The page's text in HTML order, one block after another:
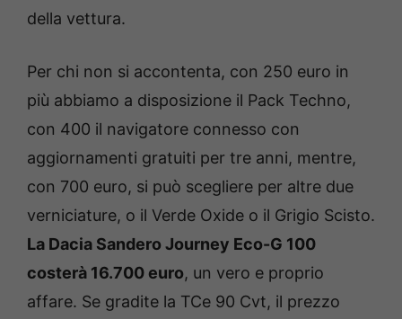
della vettura.
Per chi non si accontenta, con 250 euro in
più abbiamo a disposizione il Pack Techno,
con 400 il navigatore connesso con
aggiornamenti gratuiti per tre anni, mentre,
con 700 euro, si può scegliere per altre due
verniciature, o il Verde Oxide o il Grigio Scisto.
La Dacia Sandero Journey Eco-G 100
costerà 16.700 euro, un vero e proprio
affare. Se gradite la TCe 90 Cvt, il prezzo